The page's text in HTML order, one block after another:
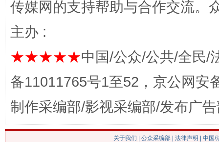
这是一记警钟！ 谢
传媒网的支持帮助与合作交流。
主办 :
★★★★★中国/公众/公共/全民/
备11011765号1至52，京公网安
制作采编部/影视采编部/发布广
关于我们 公众采编部 法律声明 | 中国